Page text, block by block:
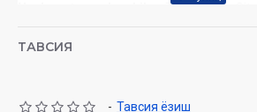
Tuba Akbey,
Sana:2026 yil
Oʻlchami: 17x25 sm
ТАВСИЯ
- Тавсия ёзиш